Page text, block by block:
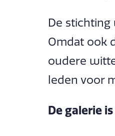
De
Omdat ook
oudere
leden voor
De galerie